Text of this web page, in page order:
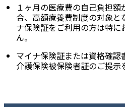
１ヶ月の医療費の自己負担
合、高額療養費制度の対象と
ナ保険証をご利用の方は特
ん。
マイナ保険証または資格確
介護保険被保険者証のご提示